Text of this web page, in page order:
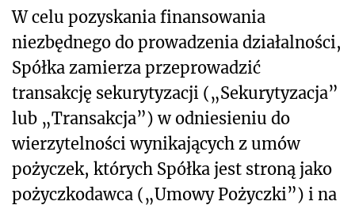
W celu pozyskania finansowania
niezbędnego do prowadzenia działalności,
Spółka zamierza przeprowadzić
transakcję sekurytyzacji („Sekurytyzacja”
lub „Transakcja”) w odniesieniu do
wierzytelności wynikających z umów
pożyczek, których Spółka jest stroną jako
pożyczkodawca („Umowy Pożyczki”) i na